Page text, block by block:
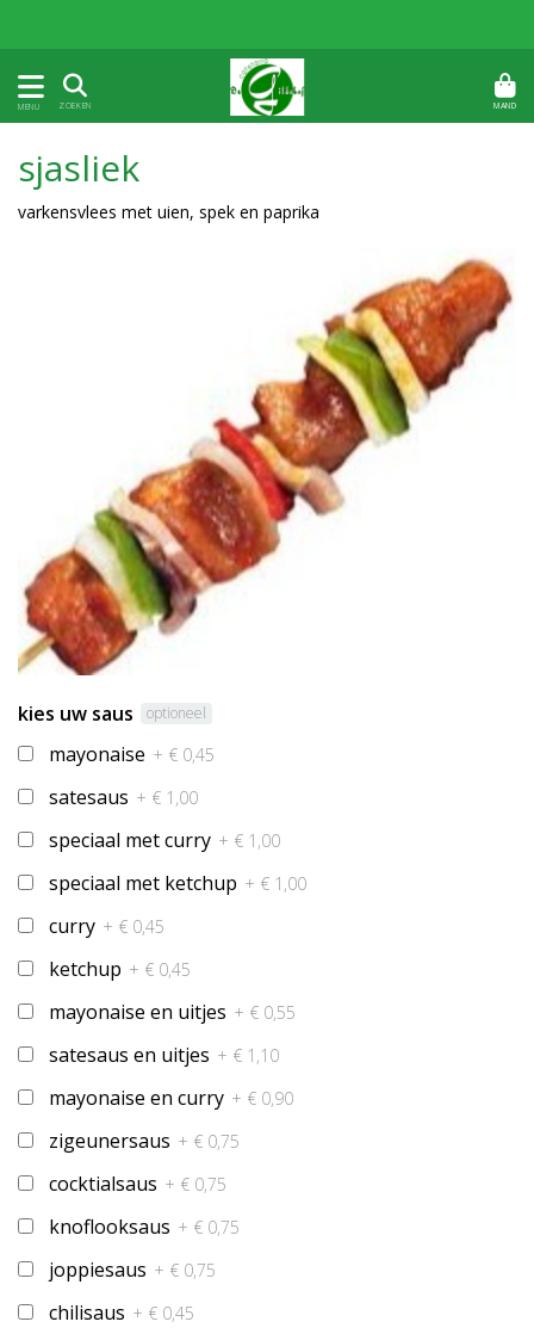
MENU ZOEKEN MAND
sjasliek
varkensvlees met uien, spek en paprika
kies uw saus optioneel
mayonaise + € 0,45
satesaus + € 1,00
speciaal met curry + € 1,00
speciaal met ketchup + € 1,00
curry + € 0,45
ketchup + € 0,45
mayonaise en uitjes + € 0,55
satesaus en uitjes + € 1,10
mayonaise en curry + € 0,90
zigeunersaus + € 0,75
cocktialsaus + € 0,75
knoflooksaus + € 0,75
joppiesaus + € 0,75
chilisaus + € 0,45